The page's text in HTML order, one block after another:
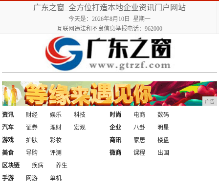
广东之窗_全方位打造本地企业资讯门户网站
今天是：2026年8月10日 星期一
互联网违法和不良信息举报电话：962000
广告
资讯 财经 娱乐
科技
汽车
证券 理财 宏观
时尚 电商
数码
企业
八卦
明星
游戏
护肤
彩妆
美食
导购 评测
商讯 家居
楼盘
微商
课程
出国
区块链
疾病
养生
手游
网游 单机